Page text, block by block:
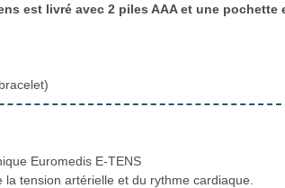
est livré avec 2 piles AAA et une pochette
Euromedis E-TENS
tension artérielle et du rythme cardiaque.